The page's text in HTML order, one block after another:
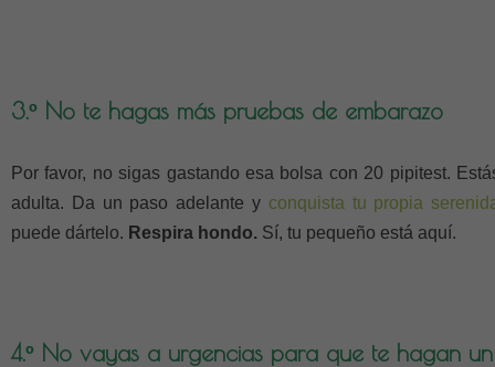
3.º No te hagas más pruebas de embarazo
Por favor, no sigas gastando esa bolsa con 20 pipitest.
adulta. Da un paso adelante y conquista tu propia
puede dártelo. Respira hondo. Sí, tu pequeño está aquí.
4.º No vayas a urgencias para que te hagan